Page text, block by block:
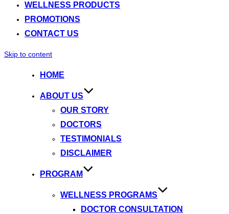
WELLNESS PRODUCTS
PROMOTIONS
CONTACT US
Skip to content
HOME
ABOUT US
OUR STORY
DOCTORS
TESTIMONIALS
DISCLAIMER
PROGRAM
WELLNESS PROGRAMS
DOCTOR CONSULTATION